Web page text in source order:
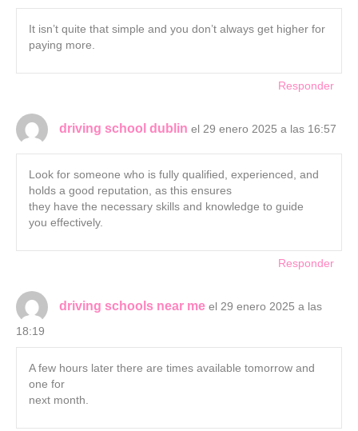
It isn’t quite that simple and you don’t always get higher for
paying more.
Responder
driving school dublin el 29 enero 2025 a las 16:57
Look for someone who is fully qualified, experienced, and
holds a good reputation, as this ensures
they have the necessary skills and knowledge to guide
you effectively.
Responder
driving schools near me el 29 enero 2025 a las
18:19
A few hours later there are times available tomorrow and
one for
next month.